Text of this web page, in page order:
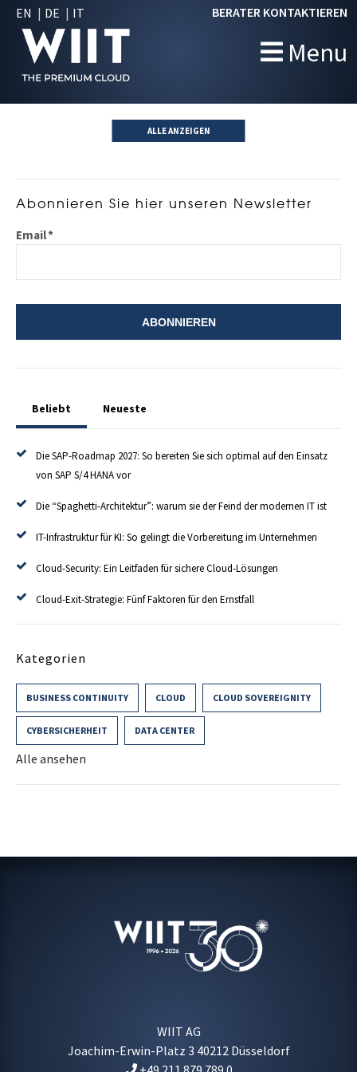
EN DE IT
Menu
BERATER KONTAKTIEREN
ALLE ANZEIGEN
Abonnieren Sie hier unseren Newsletter
Email*
Beliebt Neueste
Die SAP-Roadmap 2027: So bereiten Sie sich optimal auf den Einsatz
von SAP S/4 HANA vor
Die “Spaghetti-Architektur”: warum sie der Feind der modernen IT ist
IT-Infrastruktur für KI: So gelingt die Vorbereitung im Unternehmen
Cloud-Security: Ein Leitfaden für sichere Cloud-Lösungen
Cloud-Exit-Strategie: Fünf Faktoren für den Ernstfall
Kategorien
BUSINESS CONTINUITY CLOUD CLOUD SOVEREIGNITY
CYBERSICHERHEIT DATA CENTER
Alle ansehen
WIIT AG
Joachim-Erwin-Platz 3 40212 Düsseldorf